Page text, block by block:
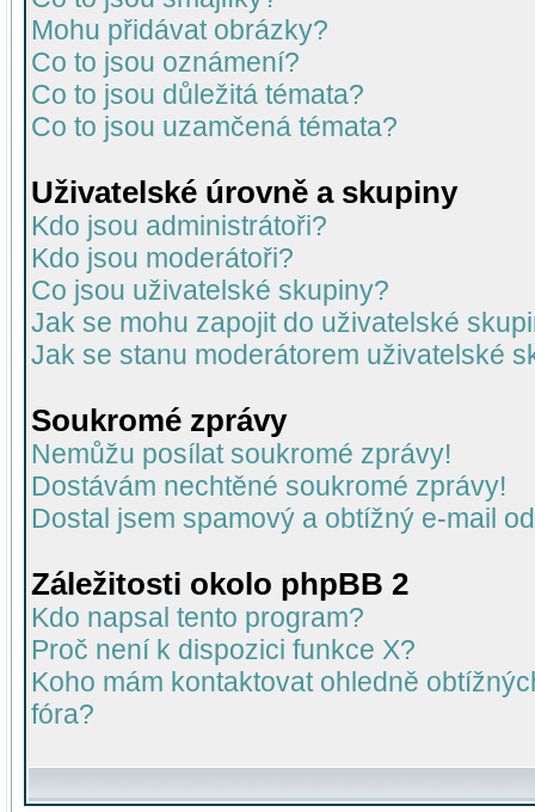
Mohu přidávat obrázky?
Co to jsou oznámení?
Co to jsou důležitá témata?
Co to jsou uzamčená témata?
Uživatelské úrovně a skupiny
Kdo jsou administrátoři?
Kdo jsou moderátoři?
Co jsou uživatelské skupiny?
Jak se mohu zapojit do uživatelské
Jak se stanu moderátorem uživatelské
Soukromé zprávy
Nemůžu posílat soukromé zprávy!
Dostávám nechtěné soukromé zprávy!
Dostal jsem spamový a obtížný e-mail
Záležitosti okolo phpBB 2
Kdo napsal tento program?
Proč není k dispozici funkce X?
Koho mám kontaktovat ohledně
fóra?